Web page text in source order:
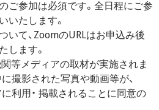
ご参加は必須です。全日程にご参
いたします。
て、ZoomのURLはお申込み後
します。
等メディアの取材が実施されま
撮影された写真や動画等が、
に利用・ 掲載されることに同意の